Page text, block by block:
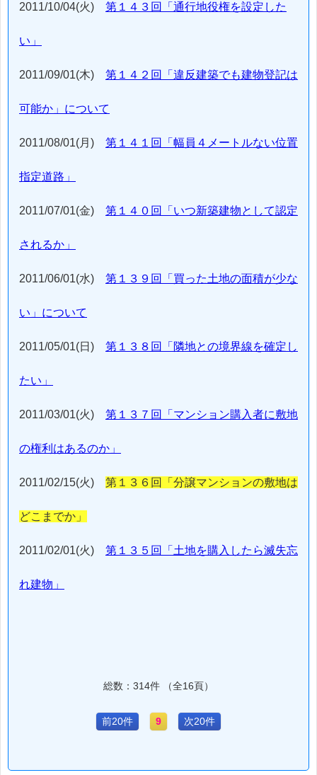
2011/10/04(火) 第１４３回「通行地役権を設定した
い」
2011/09/01(木) 第１４２回「違反建築でも建物登記は
可能か」について
2011/08/01(月) 第１４１回「幅員４メートルない位置
指定道路」
2011/07/01(金) 第１４０回「いつ新築建物として認定
されるか」
2011/06/01(水) 第１３９回「買った土地の面積が少な
い」について
2011/05/01(日) 第１３８回「隣地との境界線を確定し
たい」
2011/03/01(火) 第１３７回「マンション購入者に敷地
の権利はあるのか」
2011/02/15(火) 第１３６回「分譲マンションの敷地は
どこまでか」
2011/02/01(火) 第１３５回「土地を購入したら滅失忘
れ建物」
総数：314件 （全16頁）
前20件 9 次20件